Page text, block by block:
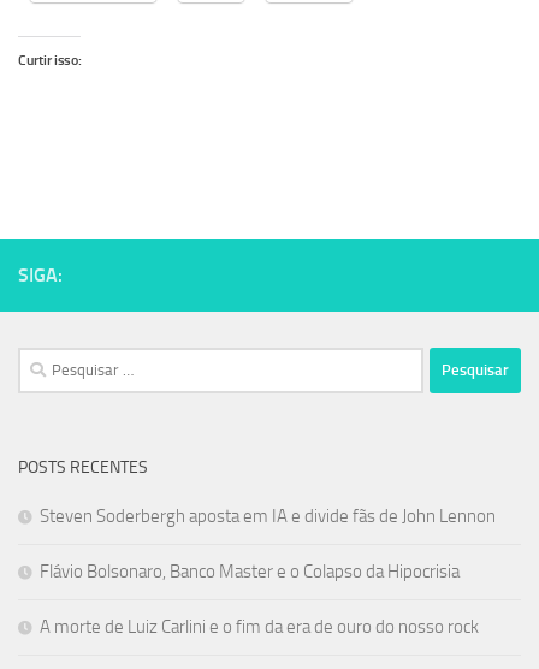
Curtir isso:
SIGA:
Pesquisar
por:
POSTS RECENTES
Steven Soderbergh aposta em IA e divide fãs de John Lennon
Flávio Bolsonaro, Banco Master e o Colapso da Hipocrisia
A morte de Luiz Carlini e o fim da era de ouro do nosso rock